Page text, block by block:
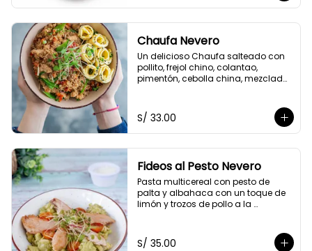
Chaufa Nevero
Un delicioso Chaufa salteado con
pollito, frejol chino, colantao,
pimentón, cebolla china, mezclado
tortilla de huevo
S/ 33.00
Fideos al Pesto Nevero
Pasta multicereal con pesto de
palta y albahaca con un toque de
limón y trozos de pollo a la
parmesano.
S/ 35.00